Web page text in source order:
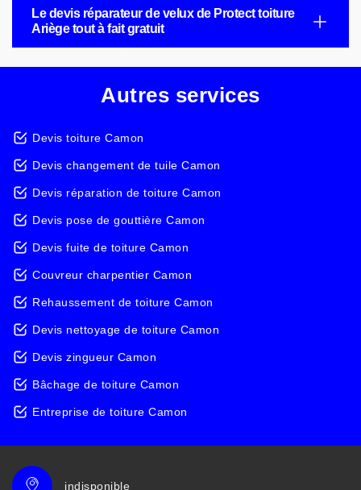
Le devis réparateur de velux de Protect toiture
Ariège tout à fait gratuit
Autres services
Devis toiture Camon
Devis changement de tuile Camon
Devis réparation de toiture Camon
Devis pose de gouttière Camon
Devis fuite de toiture Camon
Couvreur charpentier Camon
Rehaussement de toiture Camon
Devis nettoyage de toiture Camon
Devis zingueur Camon
Bâchage de toiture Camon
Entreprise de toiture Camon
indisponible